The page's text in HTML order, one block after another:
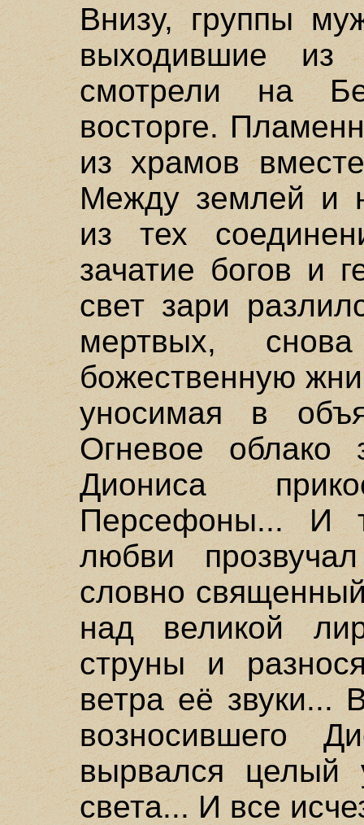
Внизу, группы
выходившие
смотрели на
восторге.
из храмов
Между землей и
из тех
зачатие богов и
свет зари
мертвых,
божественную
уносимая в
Огневое облако
Диониса
Персефоны... И
любви
словно
над великой
струны и
ветра её звуки...
возносившего
вырвался целый
света... И все